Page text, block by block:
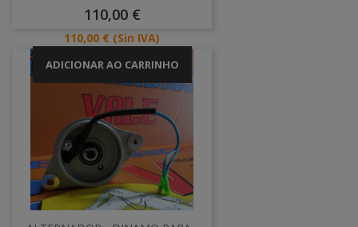
Preço
110,00 €
Preço
110,00 € (Sin IVA)
ADICIONAR AO CARRINHO